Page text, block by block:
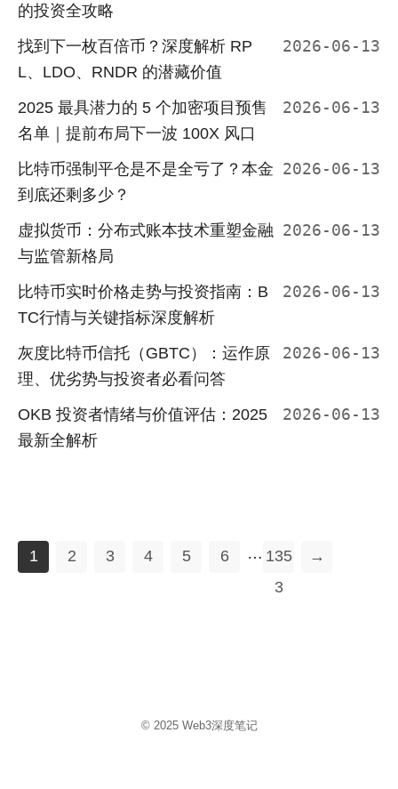
的投资全攻略
找到下一枚百倍币？深度解析 RP
L、LDO、RNDR 的潜藏价值
2026-06-13
2025 最具潜力的 5 个加密项目预售
名单｜提前布局下一波 100X 风口
2026-06-13
比特币强制平仓是不是全亏了？本金
到底还剩多少？
2026-06-13
虚拟货币：分布式账本技术重塑金融
与监管新格局
2026-06-13
比特币实时价格走势与投资指南：B
TC行情与关键指标深度解析
2026-06-13
灰度比特币信托（GBTC）：运作原
理、优劣势与投资者必看问答
2026-06-13
OKB 投资者情绪与价值评估：2025
最新全解析
2026-06-13
1 2 3 4 5 6 … 135
3
→
© 2025 Web3深度笔记